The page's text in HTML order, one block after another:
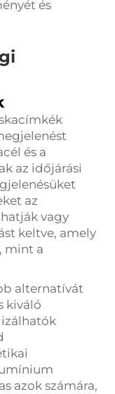
és
és a
az időjárási
az
vagy
keltve, amely
mint a
alternatívát
kiváló
azok számára,